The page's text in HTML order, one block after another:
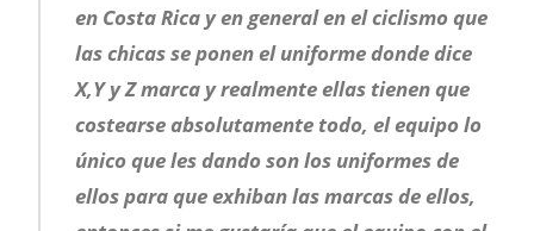
en Costa Rica y en general en el ciclismo que
las chicas se ponen el uniforme donde dice
X,Y y Z marca y realmente ellas tienen que
costearse absolutamente todo, el equipo lo
único que les dando son los uniformes de
ellos para que exhiban las marcas de ellos,